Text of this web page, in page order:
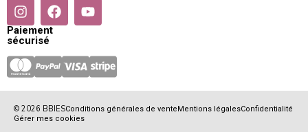
Paiement
sécurisé
© 2026 BBIESConditions générales de venteMentions légalesConfidentialité
Gérer mes cookies